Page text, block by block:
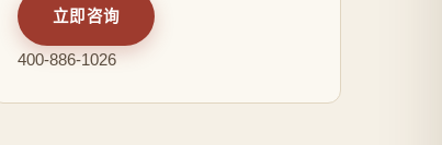
立即咨询
400-886-1026